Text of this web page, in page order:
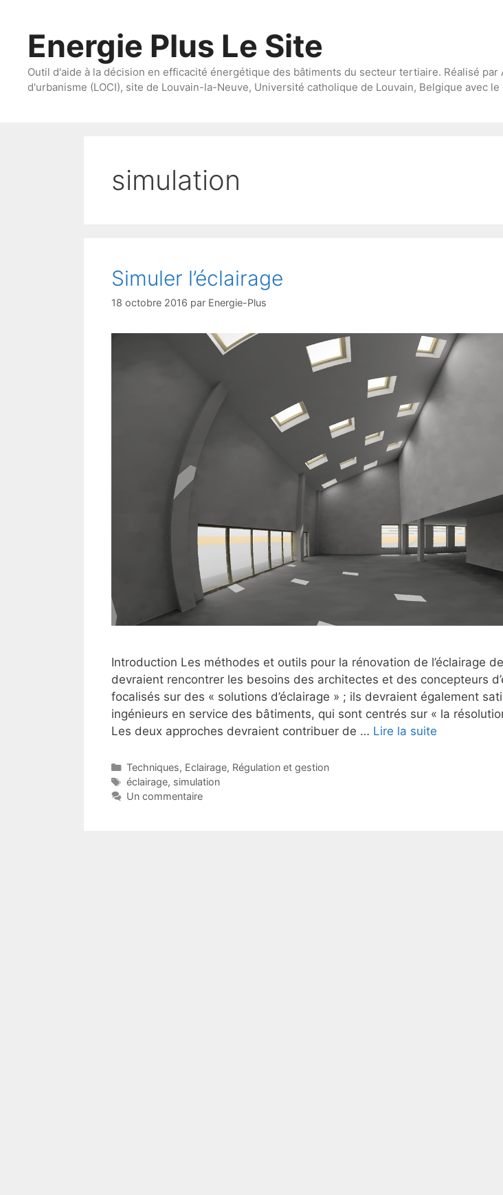
contenuEnergie Plus Le Site
Outil d'aide à la décision en efficacité énergétique des bâtiments du secteur tertiaire. Réalisé
d'urbanisme (LOCI), site de Louvain-la-Neuve, Université catholique de Louvain, Belgique avec
simulation
Simuler l’éclairage
18 octobre 2016 par Energie-Plus
Introduction Les méthodes et outils pour la rénovation de l’éclairage
devraient rencontrer les besoins des architectes et des concepteurs
focalisés sur des « solutions d’éclairage » ; ils devraient également
ingénieurs en service des bâtiments, qui sont centrés sur « la
Les deux approches devraient contribuer de … Lire la suite
Catégories
Techniques, Eclairage, Régulation et gestion
Étiquettes
éclairage, simulation
Un commentaire